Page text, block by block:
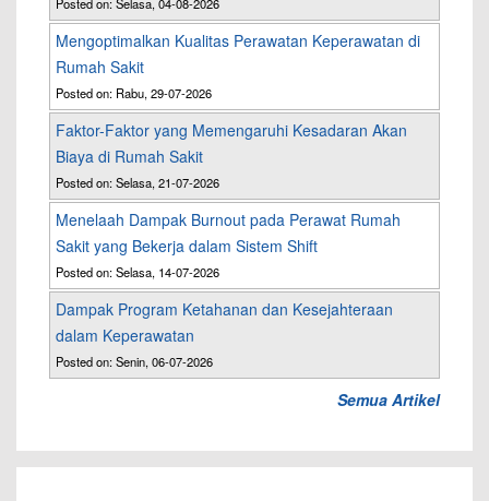
Mengoptimalkan Kualitas Perawatan Keperawatan di
Rumah Sakit
Posted on: Rabu, 29-07-2026
Faktor-Faktor yang Memengaruhi Kesadaran Akan
Biaya di Rumah Sakit
Posted on: Selasa, 21-07-2026
Menelaah Dampak Burnout pada Perawat Rumah
Sakit yang Bekerja dalam Sistem Shift
Posted on: Selasa, 14-07-2026
Dampak Program Ketahanan dan Kesejahteraan
dalam Keperawatan
Posted on: Senin, 06-07-2026
Semua Artikel